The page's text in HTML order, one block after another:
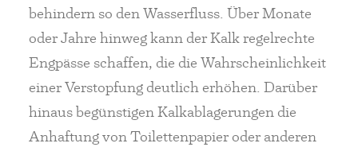
behindern so den Wasserfluss. Über Monate
oder Jahre hinweg kann der Kalk regelrechte
Engpässe schaffen, die die Wahrscheinlichkeit
einer Verstopfung deutlich erhöhen. Darüber
hinaus begünstigen Kalkablagerungen die
Anhaftung von Toilettenpapier oder anderen